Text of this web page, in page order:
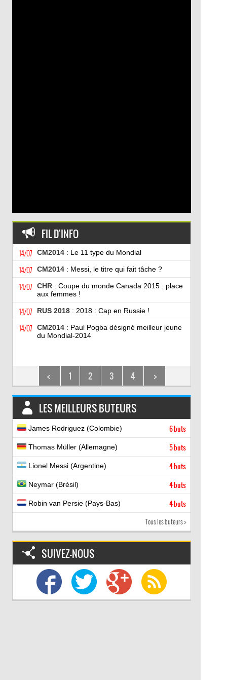
FIL D'INFO
14/07 CM2014: Le 11 type du Mondial
14/07 CM2014: Messi, le titre qui fait tâche ?
14/07 CHR: Coupe du monde Canada 2015 : place
aux femmes !
14/07 RUS 2018: 2018 : Cap en Russie !
14/07 CM2014: Paul Pogba désigné meilleur jeune
du Mondial-2014
< 1 2 3 4 >
LES MEILLEURS BUTEURS
James Rodriguez (Colombie) 6 buts
Thomas Müller (Allemagne) 5 buts
Lionel Messi (Argentine) 4 buts
Neymar (Brésil) 4 buts
Robin van Persie (Pays-Bas) 4 buts
Tous les buteurs >
SUIVEZ-NOUS